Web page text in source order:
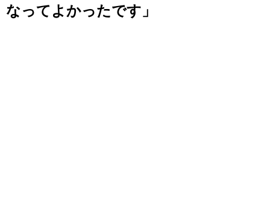
なってよかったです」